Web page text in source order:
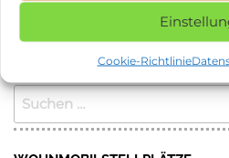
Cookie-Richtlinie
SUCHEN.
STELLPLATZSUCHE
SUCHEN